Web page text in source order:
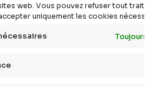
web. Vous pouvez refuser tout
uniquement les cookies
Toujours